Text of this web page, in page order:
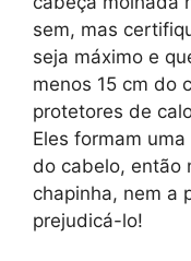
sem, mas
seja máximo e
menos 15 cm do
protetores de
Eles formam
do cabelo, então
chapinha, nem a
prejudicá-lo!